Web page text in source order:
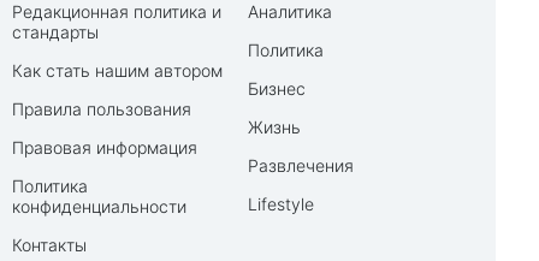
Редакционная политика и
стандарты
Как стать нашим автором
Правила пользования
Правовая информация
Политика
конфиденциальности
Контакты
Аналитика
Политика
Бизнес
Жизнь
Развлечения
Lifestyle